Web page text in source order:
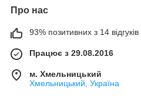
Про нас
93% позитивних з 14 відгуків
Працює з 29.08.2016
м. Хмельницький
Хмельницький, Україна